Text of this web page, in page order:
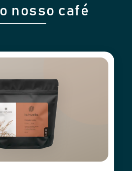
o nosso café